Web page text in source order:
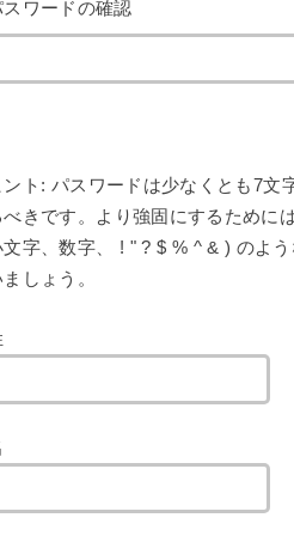
スワードの確認
ント: パスワードは少なくとも7文
べきです。より強固にするために
文字、数字、 ! " ? $ % ^ & ) のよ
しょう。